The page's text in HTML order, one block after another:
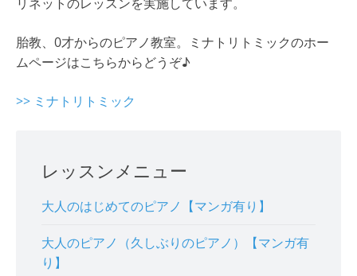
胎教、0才からのピアノ教室。ミナトリトミックのホー
ムページはこちらからどうぞ♪
>> ミナトリトミック
レッスンメニュー
大人のはじめてのピアノ【マンガ有り】
大人のピアノ（久しぶりのピアノ）【マンガ有
り】